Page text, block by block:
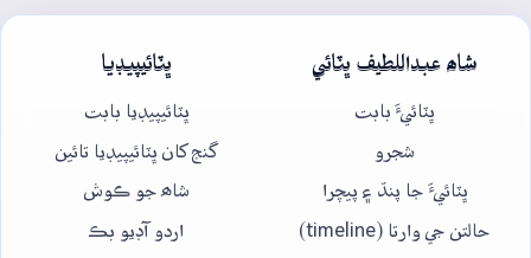
شاھ عبداللطيف ڀٽائي
ڀٽائيءَ بابت
شجرو
ڀٽائيءَ جا پنڌ ۽ پيچرا
حالتن جي وارتا (timeline)
ڀٽائيپيڊيا
ڀٽائيپيڊيا بابت
گنج کان ڀٽائيپيڊيا تائين
شاھ جو ڪوش
اردو آڊيو بڪ